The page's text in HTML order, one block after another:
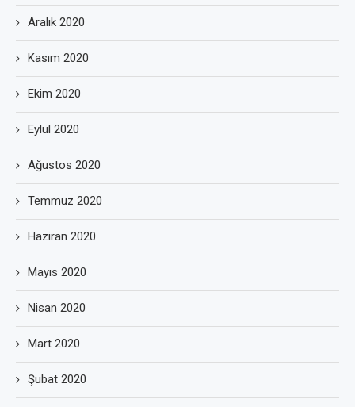
Aralık 2020
Kasım 2020
Ekim 2020
Eylül 2020
Ağustos 2020
Temmuz 2020
Haziran 2020
Mayıs 2020
Nisan 2020
Mart 2020
Şubat 2020